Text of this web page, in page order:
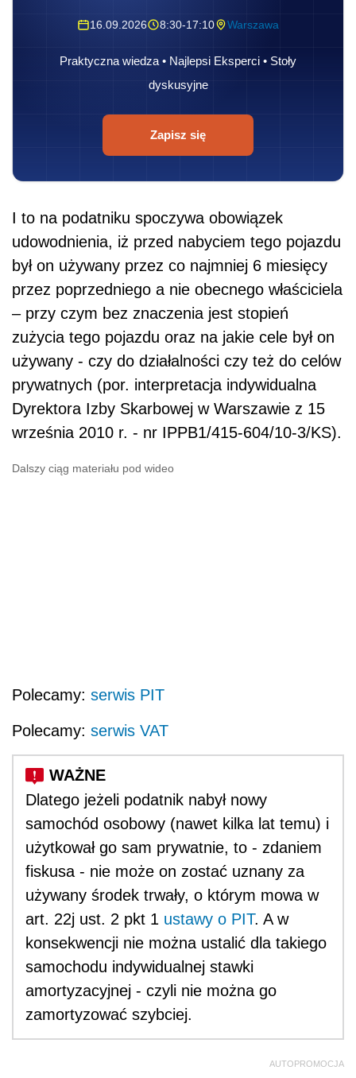
16.09.2026 8:30-17:10 Warszawa
Praktyczna wiedza • Najlepsi Eksperci • Stoły
dyskusyjne
Zapisz się
I to na podatniku spoczywa obowiązek
udowodnienia, iż przed nabyciem tego pojazdu
był on używany przez co najmniej 6 miesięcy
przez poprzedniego a nie obecnego właściciela
– przy czym bez znaczenia jest stopień
zużycia tego pojazdu oraz na jakie cele był on
używany - czy do działalności czy też do celów
prywatnych (por. interpretacja indywidualna
Dyrektora Izby Skarbowej w Warszawie z 15
września 2010 r. - nr IPPB1/415-604/10-3/KS).
Dalszy ciąg materiału pod wideo
Polecamy: serwis PIT
Polecamy: serwis VAT
Dlatego jeżeli podatnik nabył nowy
samochód osobowy (nawet kilka lat temu) i
użytkował go sam prywatnie, to - zdaniem
fiskusa - nie może on zostać uznany za
używany środek trwały, o którym mowa w
art. 22j ust. 2 pkt 1 ustawy o PIT. A w
konsekwencji nie można ustalić dla takiego
samochodu indywidualnej stawki
amortyzacyjnej - czyli nie można go
zamortyzować szybciej.
AUTOPROMOCJA